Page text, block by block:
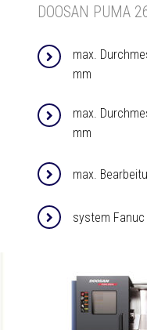
DOOSAN PUMA
max.
mm
max.
mm
max.
system Fanuc